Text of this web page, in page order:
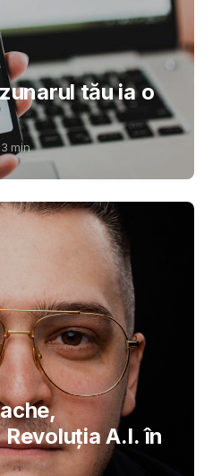
tău ia o
3 min
A.I. în